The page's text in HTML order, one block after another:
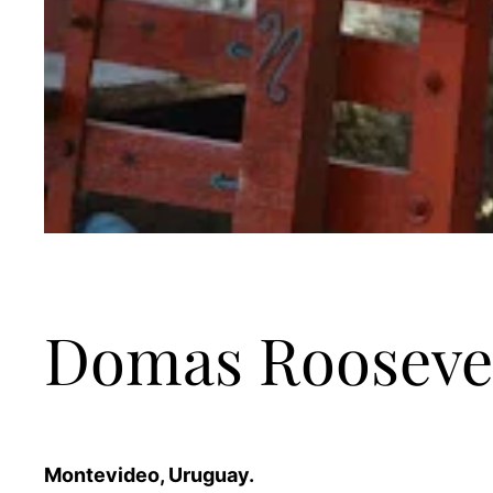
Domas
Montevideo, Uruguay.